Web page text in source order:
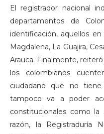
El registrador nacional
departamentos de
identificación, aquellos
Magdalena, La Guajira,
Arauca. Finalmente,
los colombianos
ciudadano que no
tampoco va a poder
constitucionales como
razón, la Registraduría